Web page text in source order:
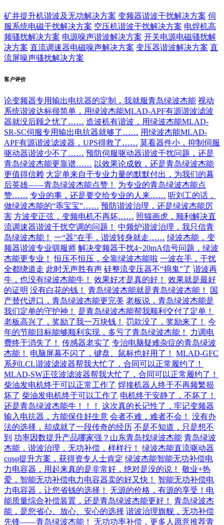
矿井提升机谐波及无功解决方案 变频器谐波干扰解决方案 伺
服系统电磁干扰解决方案 空压机谐波干扰解决方案 电焊机高
频骚扰解决方案 电源噪声谐波解决方案 开关电源电磁骚扰解
决方案 直流调速器电磁噪声解决方案 变压器谐波解决方案 直
流屏噪声骚扰解决方案
客户评价
论变频器专用输出电抗器的定制，我就服青岛绿波杰能 视动
系统谐波达标很简单，用绿波杰能MLAD-APF有源谐波滤波
器就没后顾之忧了…… 造波机有谐波，用绿波杰能MLAD-
SR-SC伺服专用输出电抗器就够了…… 用绿波杰能MLAD-
APF有源谐波滤波器，UPS得救了…… 莫看器件小，抑制伺服
驱动器谐波少不了…… 预防伺服驱动器谐波干扰问题，还是
青岛绿波杰能更靠谱…… 以效果论成败，还是青岛绿波杰能
更值得信赖 大定单来自于专业力量的默默付出，为我们的幕
后英雄——青岛绿波杰能点赞！
为专业的青岛绿波杰能点
赞…… 专业的事，还是要交给专业的人来…… 听刘工的话，
做绿波杰能的“乖宝宝”…… 预防谐波治理，还是绿波杰能厉
害 方波变正弦，变频电机不再坏…… 照猫画虎，顺利解决直
流调速器谐波干扰空调的问题！
中频炉谐波治理，我只信青
岛绿波杰能！
一“器”在手，谐波转身就走…… 绿波杰能，变
频器谐波专业驯服师 解决变频器干扰4~20mA信号问题，绿波
杰能更专业！
恒压不恒压，全靠绿波杰能啦 一波在手，干扰
全都绕道走 此时无声胜有声 硅整流变压器不“捣鬼”了 谐波再
牛，也没有绿波杰能牛！
效果好才是真的好！
效果就是最好
的证明 没有白花的钱！ 青岛绿波杰能就是青岛绿波杰能！
国
产替代进口，青岛绿波杰能更完美 老板说，青岛绿波杰能是
我们定单的守护神！
是青岛绿波杰能帮我顺利交付了定单！
老板高兴了，奖励了我一万块钱！
罚款没了，奖励来了！
今
年的节能目标能够顺利实现，多亏了青岛绿波杰能！
力调电
费终于消失了！
传感器老实了 专治电脑疑难杂症的青岛绿波
杰能！
电脑屏幕不闪了，键盘、鼠标也好用了！
MLAD-GFC
系列LCL谐波滤波器帮我大忙了，合同可以正常履约了！
MLAD-SW正弦波滤波器帮我大忙了，合同可以正常履约了！
柴油发电机终于可以正常工作了 焊接机器人终于不再频繁损
坏了 柴油发电机终于可以工作了 电机终于安静了，不坏了！
还是青岛绿波杰能牛！！！
这次真的长记性了，牢记变频器
输入电抗器，方能保住好生意 会者不难，难者不会！
没有办
法的选择，却成就了一段传奇的经历 不是不知道，只是想不
到 功率因数提升产品哪家强？山东青岛找绿波杰能 青岛绿波
杰能，谐波治理，无功补偿，样样行！
绿波杰能直流驱动器
cosφ提升方案，获得资专人士肯定 绿波杰能智能无功补偿电
力电容器，用起来真的是非常好，绝对是没的说！
敬业+热
爱，智能无功补偿电力电容器卖的好又快！
智能无功补偿电
力电容器，让您省钱的选择！
无源的价格，有源的享受！电
能质量综合补偿装置，还是青岛绿波杰能更好！
青岛绿波杰
能，是您省心、放心、安心的选择 谐波治理旗舰，无功补偿
先锋——青岛绿波杰能！
无功功率补偿，更多人愿意推荐青